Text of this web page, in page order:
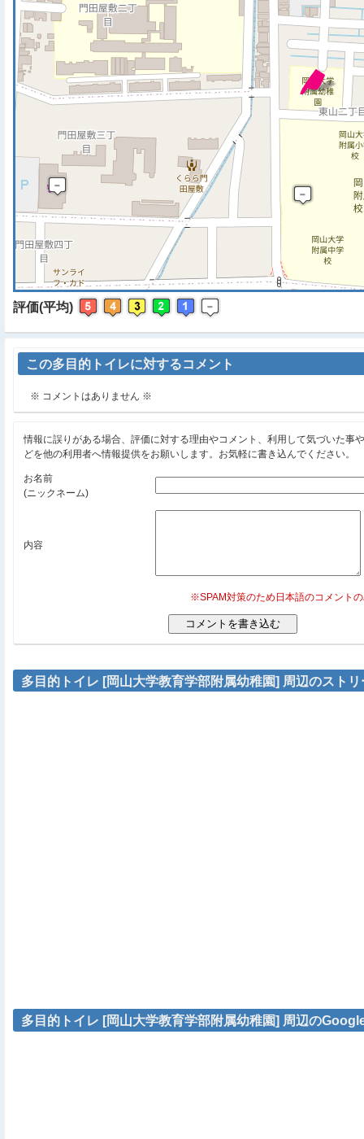
※ マップを検索、表示中
評価(平均)
この多目的トイレに対するコメント
※ コメントはありません ※
情報に誤りがある場合、評価に対する理由やコメント、利用して気づいた事
どを他の利用者へ情報提供をお願いします。お気軽に書き込んでください。
お名前
(ニックネーム)
内容
※SPAM対策のため日本語のコメント
多目的トイレ [岡山大学教育学部附属幼稚園] 周辺のスト
多目的トイレ [岡山大学教育学部附属幼稚園] 周辺の